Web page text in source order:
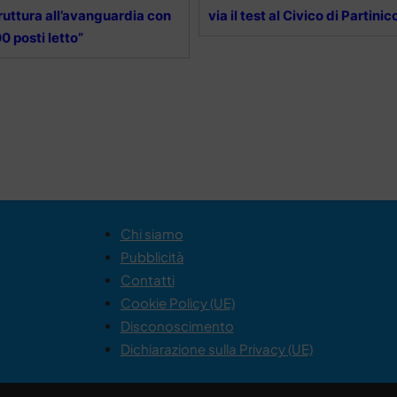
all’avanguardia con
posti letto”
via il test al Civico di
Chi siamo
Pubblicità
Contatti
Cookie Policy (UE)
Disconoscimento
Dichiarazione sulla Privacy (UE)